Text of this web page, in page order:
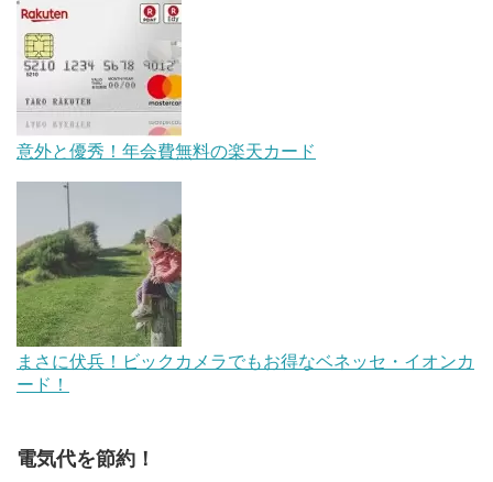
意外と優秀！年会費無料の楽天カード
まさに伏兵！ビックカメラでもお得なベネッセ・イオンカ
ード！
電気代を節約！